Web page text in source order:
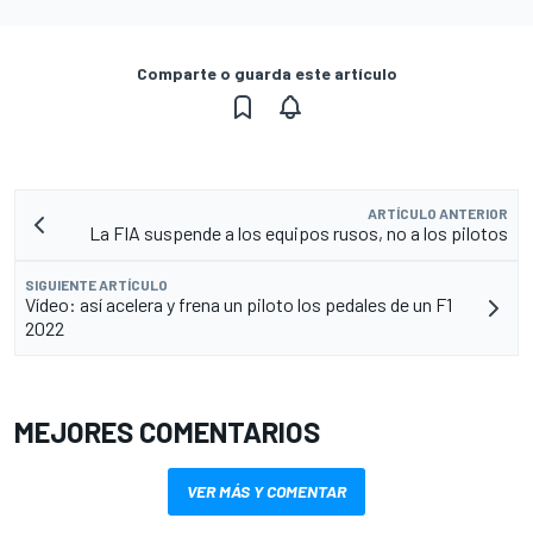
Comparte o guarda este artículo
ARTÍCULO ANTERIOR
La FIA suspende a los equipos rusos, no a los pilotos
SIGUIENTE ARTÍCULO
Vídeo: así acelera y frena un piloto los pedales de un F1
2022
MEJORES COMENTARIOS
VER MÁS Y COMENTAR